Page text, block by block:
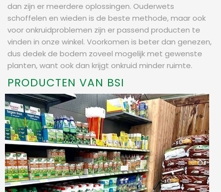
dan zijn er meerdere oplossingen. Ouderwets
schoffelen en wieden is de beste methode, maar ook
voor onkruidproblemen zijn er passend producten te
vinden in onze winkel. Voorkomen is beter dan genezen,
dus dedek de bodem zoveel mogelijk met gewenste
planten, want ook dan krijgt onkruid minder ruimte.
PRODUCTEN VAN BSI